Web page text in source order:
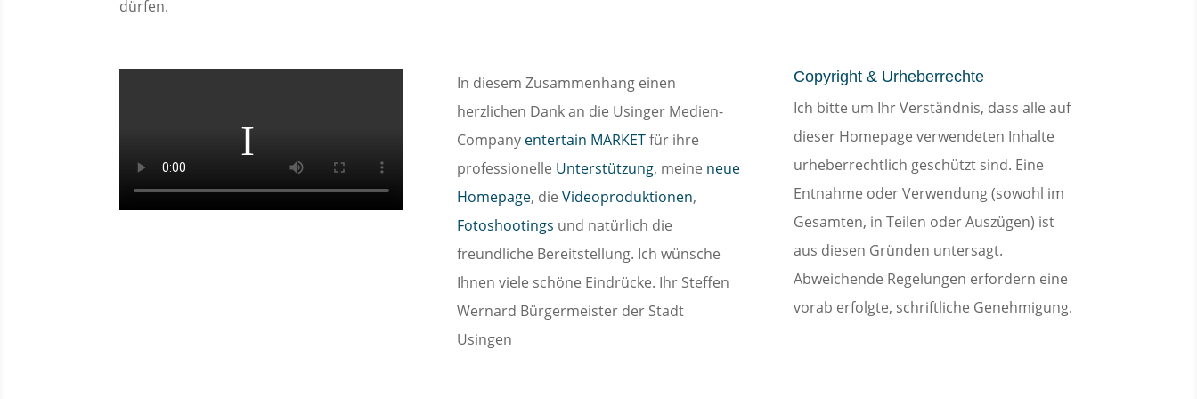
dürfen.
In diesem Zusammenhang einen
herzlichen Dank an die Usinger Medien-
Company entertain MARKETfür ihre
professionelle Unterstützung, meine neue
Homepage, die Videoproduktionen,
Fotoshootings und natürlich die
freundliche Bereitstellung. Ich wünsche
Ihnen viele schöne Eindrücke. Ihr Steffen
Wernard Bürgermeister der Stadt
Usingen
Copyright & Urheberrechte
Ich bitte um Ihr Verständnis, dass alle auf
dieser Homepage verwendeten Inhalte
urheberrechtlich geschützt sind. Eine
Entnahme oder Verwendung (sowohl im
Gesamten, in Teilen oder Auszügen) ist
aus diesen Gründen untersagt.
Abweichende Regelungen erfordern eine
vorab erfolgte, schriftliche Genehmigung.